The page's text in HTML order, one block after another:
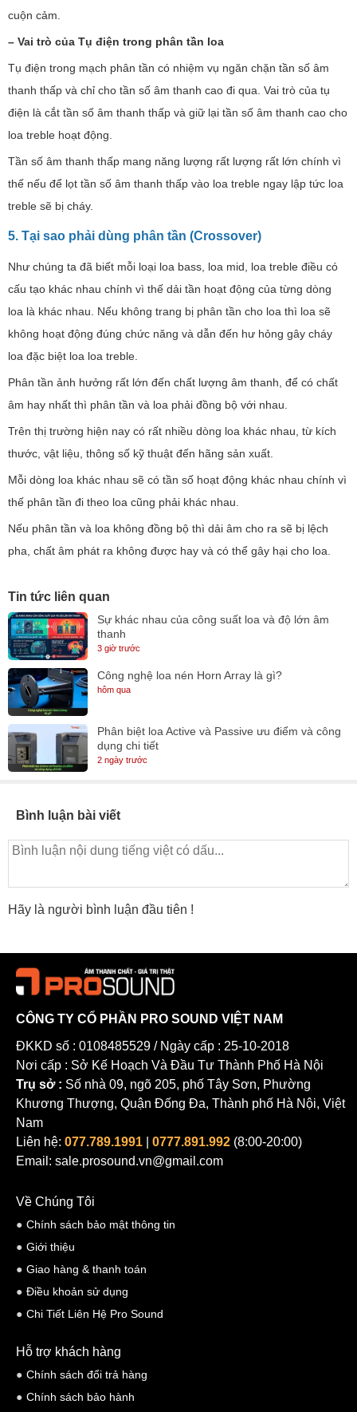
cuộn cảm.
– Vai trò của Tụ điện trong phân tần loa
Tụ điện trong mạch phân tần có nhiệm vụ ngăn chặn tần số âm
thanh thấp và chỉ cho tần số âm thanh cao đi qua. Vai trò của tụ
điện là cắt tần số âm thanh thấp và giữ lại tần số âm thanh cao cho
loa treble hoạt động.
Tần số âm thanh thấp mang năng lượng rất lượng rất lớn chính vì
thế nếu để lọt tần số âm thanh thấp vào loa treble ngay lập tức loa
treble sẽ bị cháy.
5. Tại sao phải dùng phân tần (Crossover)
Như chúng ta đã biết mỗi loại loa bass, loa mid, loa treble điều có
cấu tạo khác nhau chính vì thế dải tần hoạt động của từng dòng
loa là khác nhau. Nếu không trang bị phân tần cho loa thì loa sẽ
không hoạt động đúng chức năng và dẫn đến hư hỏng gây cháy
loa đặc biệt loa loa treble.
Phân tần ảnh hưởng rất lớn đến chất lượng âm thanh, để có chất
âm hay nhất thì phân tần và loa phải đồng bộ với nhau.
Trên thị trường hiện nay có rất nhiều dòng loa khác nhau, từ kích
thước, vật liệu, thông số kỹ thuật đến hãng sản xuất.
Mỗi dòng loa khác nhau sẽ có tần số hoạt động khác nhau chính vì
thế phân tần đi theo loa cũng phải khác nhau.
Nếu phân tần và loa không đồng bộ thì dải âm cho ra sẽ bị lệch
pha, chất âm phát ra không được hay và có thể gây hại cho loa.
Tin tức liên quan
Sự khác nhau của công suất loa và độ lớn âm
thanh
3 giờ trước
Công nghệ loa nén Horn Array là gì?
hôm qua
Phân biệt loa Active và Passive ưu điểm và công
dụng chi tiết
2 ngày trước
Bình luận bài viết
Hãy là người bình luận đầu tiên !
CÔNG TY CỔ PHẦN PRO SOUND VIỆT NAM
ĐKKD số : 0108485529 / Ngày cấp : 25-10-2018
Nơi cấp : Sở Kế Hoạch Và Đầu Tư Thành Phố Hà Nội
Trụ sở : Số nhà 09, ngõ 205, phố Tây Sơn, Phường
Khương Thượng, Quận Đống Đa, Thành phố Hà Nội, Việt
Nam
Liên hệ: 077.789.1991 0777.891.992 (8:00-20:00)
Email: sale.prosound.vn@gmail.com
Về Chúng Tôi
Chính sách bảo mật thông tin
Giới thiệu
Giao hàng & thanh toán
Điều khoản sử dụng
Chi Tiết Liên Hệ Pro Sound
Hỗ trợ khách hàng
Chính sách đổi trả hàng
Chính sách bảo hành